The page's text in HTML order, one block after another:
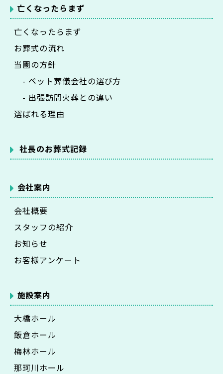
亡くなったらまず
亡くなったらまず
お葬式の流れ
当園の方針
- ペット葬儀会社の選び方
- 出張訪問火葬との違い
選ばれる理由
社長のお葬式記録
会社案内
会社概要
スタッフの紹介
お知らせ
お客様アンケート
施設案内
大橋ホール
飯倉ホール
梅林ホール
那珂川ホール